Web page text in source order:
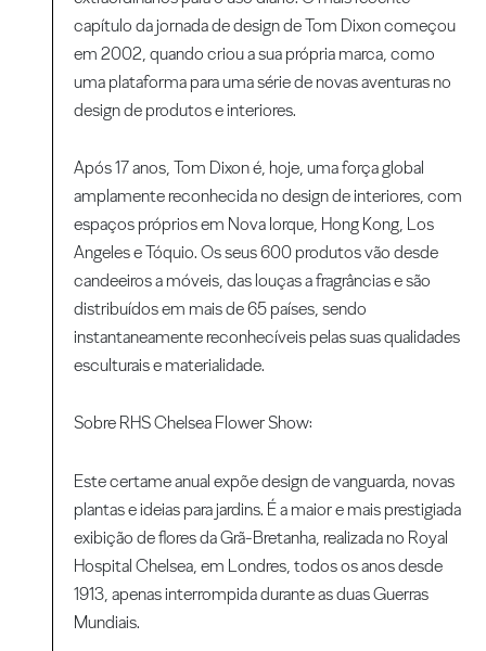
capítulo da jornada de design de Tom Dixon começou
em 2002, quando criou a sua própria marca, como
uma plataforma para uma série de novas aventuras no
design de produtos e interiores.
Após 17 anos, Tom Dixon é, hoje, uma força global
amplamente reconhecida no design de interiores, com
espaços próprios em Nova Iorque, Hong Kong, Los
Angeles e Tóquio. Os seus 600 produtos vão desde
candeeiros a móveis, das louças a fragrâncias e são
distribuídos em mais de 65 países, sendo
instantaneamente reconhecíveis pelas suas qualidades
esculturais e materialidade.
Sobre RHS Chelsea Flower Show:
Este certame anual expõe design de vanguarda, novas
plantas e ideias para jardins. É a maior e mais prestigiada
exibição de flores da Grã-Bretanha, realizada no Royal
Hospital Chelsea, em Londres, todos os anos desde
1913, apenas interrompida durante as duas Guerras
Mundiais.